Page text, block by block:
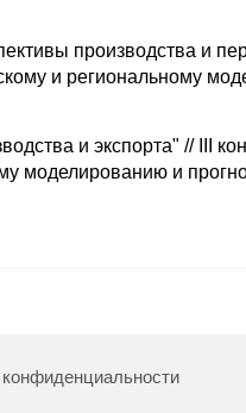
производства и
и региональному
и экспорта" //
моделированию и